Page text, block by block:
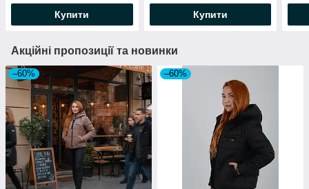
Купити Купити
Акційні пропозиції та новинки
–60% –60%